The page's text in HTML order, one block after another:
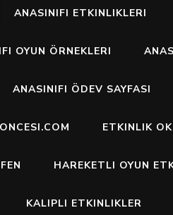
ANASINIFI ETKINLIKLERI
OYUN ÖRNEKLERI
ANASINIFI ÖDEV SAYFASI
ETKINLIK
FEN HAREKETLI OYUN
KALIPLI ETKINLIKLER